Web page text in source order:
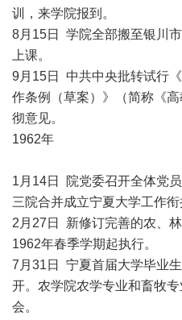
训，来学院报到。
8月15日 学院全部搬至银川
上课。
9月15日 中共中央批转试行
作条例（草案）》（简称《
彻意见。
1962年
1月14日 院党委召开全体党
三院合并成立宁夏大学工作衔
2月27日 新修订完善的农、
1962年春季学期起执行。
7月31日 宁夏首届大学毕业
开。农学院农学专业和畜牧
会。